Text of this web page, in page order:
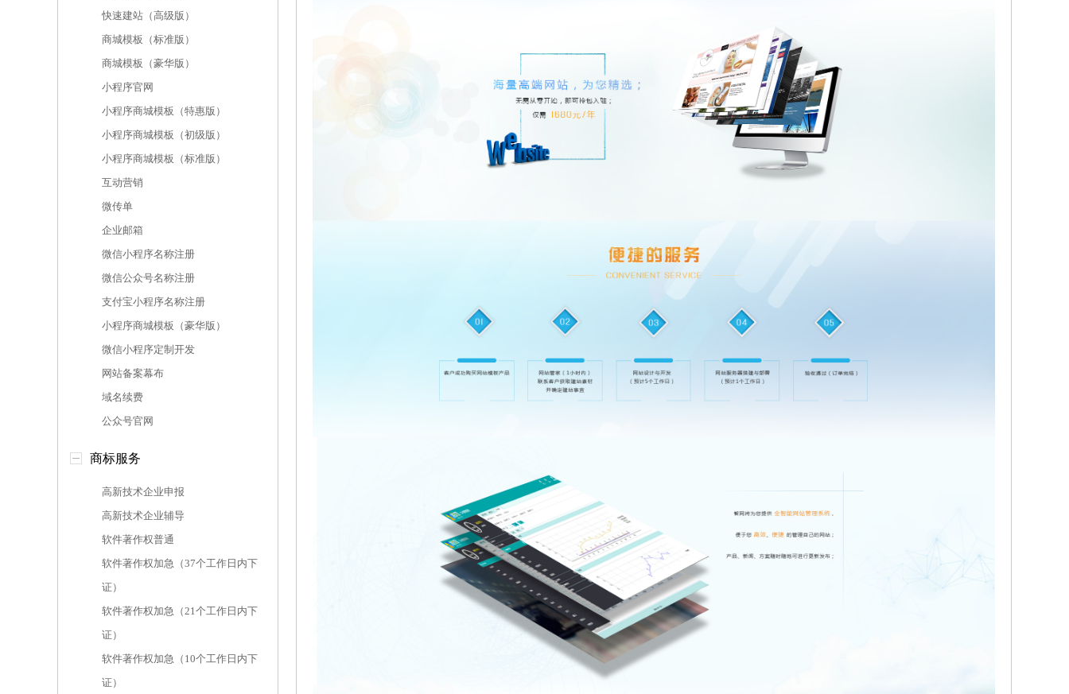
快速建站（高级版）
商城模板（标准版）
商城模板（豪华版）
小程序官网
小程序商城模板（特惠版）
小程序商城模板（初级版）
小程序商城模板（标准版）
互动营销
微传单
企业邮箱
微信小程序名称注册
微信公众号名称注册
支付宝小程序名称注册
小程序商城模板（豪华版）
微信小程序定制开发
网站备案幕布
域名续费
公众号官网
商标服务
高新技术企业申报
高新技术企业辅导
软件著作权普通
软件著作权加急（37个工作日内下
证）
软件著作权加急（21个工作日内下
证）
软件著作权加急（10个工作日内下
证）